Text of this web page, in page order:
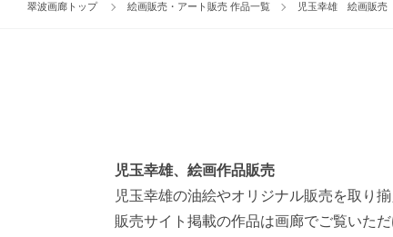
翠波画廊トップ 絵画販売・アート販売 作品一覧 児玉幸雄 絵画販売
児玉幸雄、絵画作品販売
児玉幸雄の油絵やオリジナル販売を取り揃
販売サイト掲載の作品は画廊でご覧いただ